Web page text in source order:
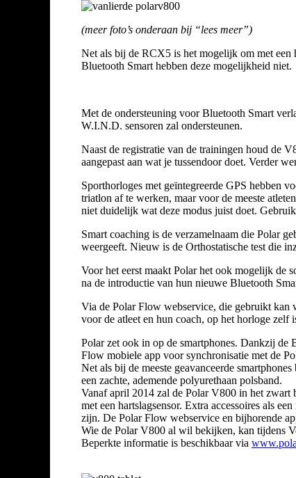
(meer foto’s onderaan bij “lees meer”)
Net als bij de RCX5 is het mogelijk om met een
Bluetooth Smart hebben deze mogelijkheid niet.
Met de ondersteuning voor Bluetooth Smart
W.I.N.D. sensoren zal ondersteunen.
Naast de registratie van de trainingen houd de
aangepast aan wat je tussendoor doet. Verder
Sporthorloges met geïntegreerde GPS hebben
triatlon af te werken, maar voor de meeste
niet duidelijk wat deze modus juist doet.
Smart coaching is de verzamelnaam die Polar
weergeeft. Nieuw is de Orthostatische test die
Voor het eerst maakt Polar het ook mogelijk de
na de introductie van hun nieuwe Bluetooth
Via de Polar Flow webservice, die gebruikt kan
voor de atleet en hun coach, op het horloge zelf
Polar zet ook in op de smartphones. Dankzij de
Flow mobiele app voor synchronisatie met de
Net als bij de meeste geavanceerde
een zachte, ademende polyurethaan polsband.
Vanaf april 2014 zal de Polar V800 in het zwart
met een hartslagsensor. Extra accessoires als
zijn. De Polar Flow webservice en bijhorende
Wie de Polar V800 al wil bekijken, kan tijdens
Beperkte informatie is beschikbaar via